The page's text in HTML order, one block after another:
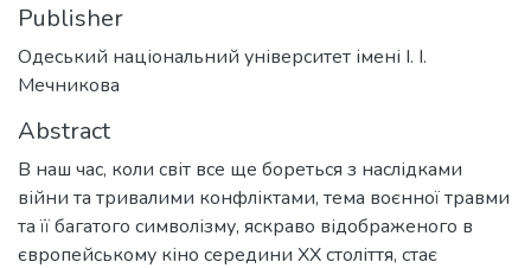
Publisher
Одеський національний університет імені І. І.
Мечникова
Abstract
В наш час, коли світ все ще бореться з наслідками
війни та тривалими конфліктами, тема воєнної травми
та її багатого символізму, яскраво відображеного в
європейському кіно середини XX століття, стає